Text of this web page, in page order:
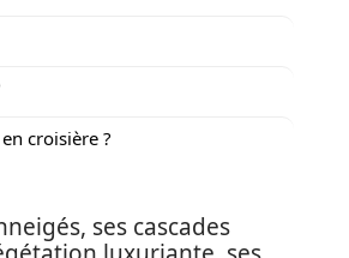
croisière ?
ses cascades